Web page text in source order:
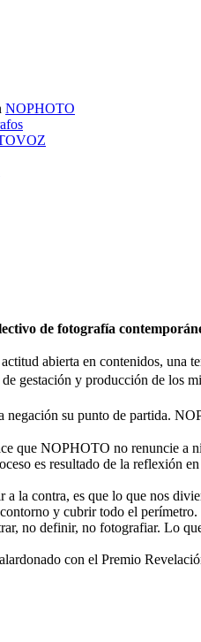
NOPHOTO
de fotografía
actitud abierta en contenidos,
gestación y producción de los
negación su punto de partida.
que NOPHOTO no renuncie a
es resultado de la reflexión
a la contra, es que lo que nos
y cubrir todo el
no definir, no fotografiar. Lo
con el Premio